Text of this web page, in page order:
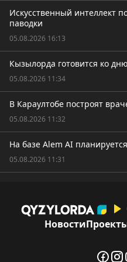
Искусственный интеллект
паводки
05.08.2026 16:13
Кызылорда готовится ко
05.08.2026 11:34
В Караултобе построят
05.08.2026 11:32
На базе Alem AI
05.08.2026 11:31
Новости